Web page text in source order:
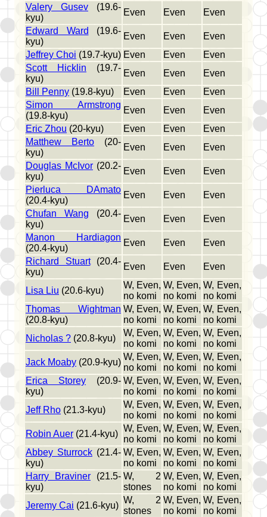
Valery Gusev (19.6-
kyu)
Even Even
Even
Edward Ward (19.6-
kyu)
Even Even
Even
Jeffrey Choi (19.7-kyu) Even Even
Even
Scott Hicklin (19.7-
kyu)
Even Even
Even
Bill Penny (19.8-kyu) Even Even
Even
Simon Armstrong
(19.8-kyu)
Even Even
Even
Eric Zhou (20-kyu) Even Even
Even
Matthew Berto (20-
kyu)
Even Even
Even
Douglas McIvor (20.2-
kyu)
Even Even
Even
Pierluca DAmato
(20.4-kyu)
Even Even
Even
Chufan Wang (20.4-
kyu)
Even Even
Even
Manon Hardiagon
(20.4-kyu)
Even Even
Even
Richard Stuart(20.4-
kyu)
Even Even Even
Lisa Liu (20.6-kyu)
W, Even,
no komi
W, Even,
no komi
W, Even,
no komi
Thomas Wightman
(20.8-kyu)
W, Even,
no komi
W, Even,
no komi
W, Even,
no komi
Nicholas ? (20.8-kyu)
W, Even,
no komi
W, Even,
no komi
W, Even,
no komi
Jack Moaby (20.9-kyu)
W, Even,
no komi
W, Even,
no komi
W, Even,
no komi
Erica Storey (20.9-
kyu)
W, Even,
no komi
W, Even,
no komi
W, Even,
no komi
Jeff Rho (21.3-kyu)
W, Even,
no komi
W, Even,
no komi
W, Even,
no komi
Robin Auer (21.4-kyu)
W, Even,
no komi
W, Even,
no komi
W, Even,
no komi
Abbey Sturrock (21.4-
kyu)
W, Even,
no komi
W, Even,
no komi
W, Even,
no komi
Harry Braviner (21.5-
kyu)
W, 2
stones
W, Even,
no komi
W, Even,
no komi
Jeremy Cai (21.6-kyu)
W, 2
stones
W, Even,
no komi
W, Even,
no komi